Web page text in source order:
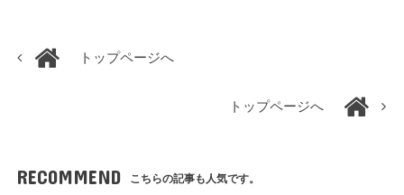
トップページへ
トップページへ
RECOMMEND こちらの記事も人気です。